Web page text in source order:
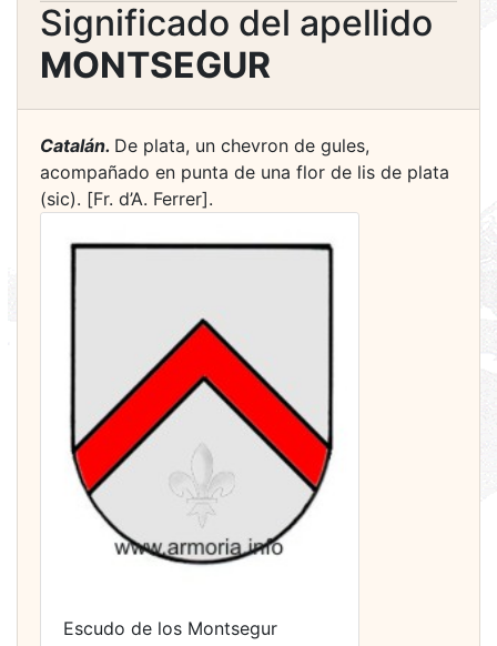
Significado del apellido
MONTSEGUR
Catalán. De plata, un chevron de gules,
acompañado en punta de una flor de lis de plata
(sic). [Fr. d’A. Ferrer].
Escudo de los Montsegur